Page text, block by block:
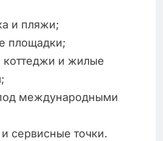
и пляжи;
площадки;
коттеджи и жилые
международными
сервисные точки.